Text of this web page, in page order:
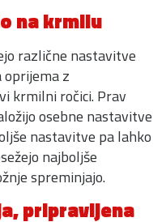
na krmilu
različne nastavitve
oprijema z
krmilni ročici. Prav
osebne nastavitve
nastavitve pa lahko
najboljše
spreminjajo.
pripravljena